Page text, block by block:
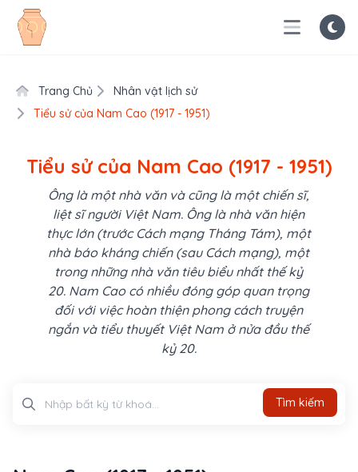
Trang Chủ
Nhân vật lịch sử
Tiểu sử của Nam Cao (1917 - 1951)
Tiểu sử của Nam Cao (1917 - 1951)
Ông là một nhà văn và cũng là một chiến sĩ,
liệt sĩ người Việt Nam. Ông là nhà văn hiện
thực lớn (trước Cách mạng Tháng Tám), một
nhà báo kháng chiến (sau Cách mạng), một
trong những nhà văn tiêu biểu nhất thế kỷ
20. Nam Cao có nhiều đóng góp quan trọng
đối với việc hoàn thiện phong cách truyện
ngắn và tiểu thuyết Việt Nam ở nửa đầu thế
kỷ 20.
Tìm kiếm